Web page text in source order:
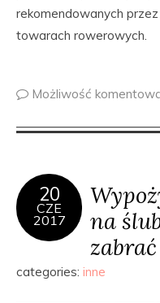
rekomendowanych
towarach rowerowych.
Możliwość
20
CZE
2017
na
zabrać
categories: inne